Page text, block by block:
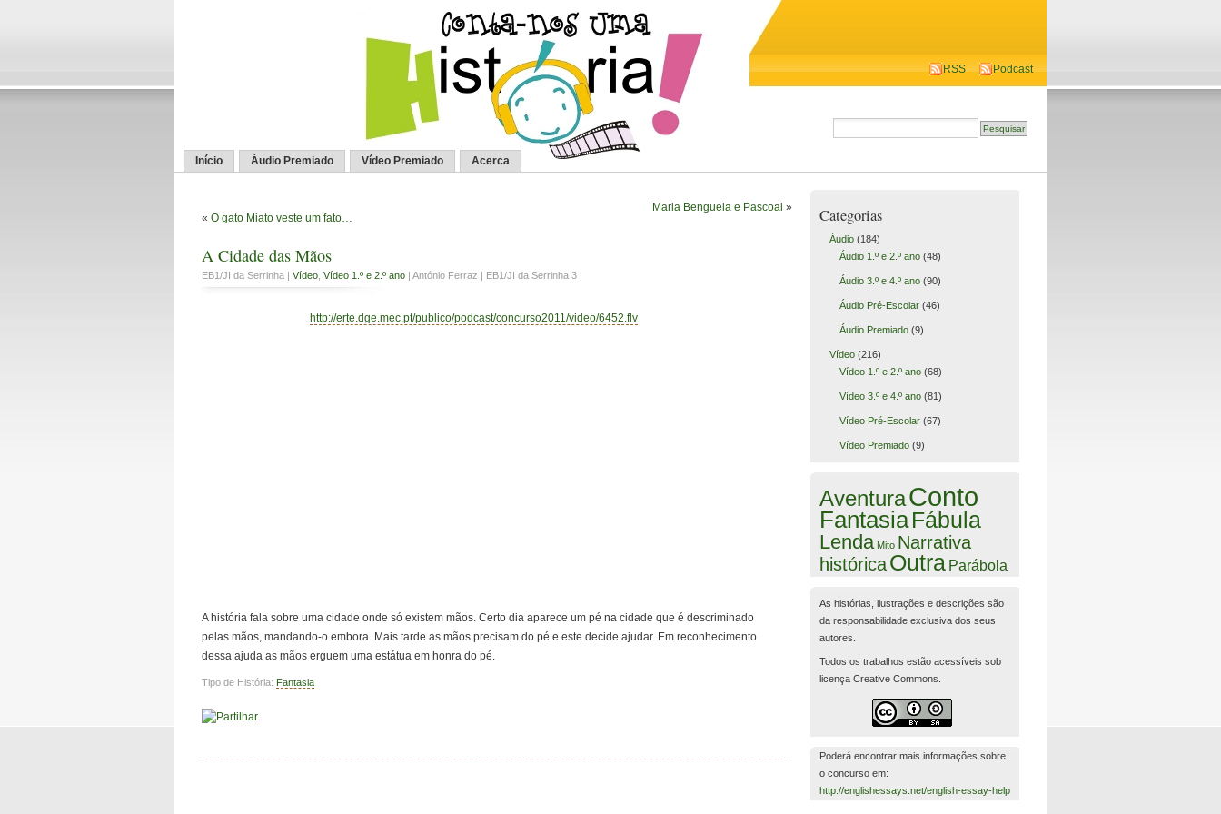
RSS Podcast
Início Áudio Premiado Vídeo Premiado Acerca
« O gato Miato veste um fato…
Maria Benguela e Pascoal »
A Cidade das Mãos
EB1/JI da Serrinha | Vídeo Vídeo 1.º e 2.º ano | António Ferraz | EB1/JI da Serrinha 3 |
http://erte.dge.mec.pt/publico/podcast/concurso2011/video/6452.flv
A história fala sobre uma cidade onde só existem mãos. Certo dia aparece um pé na cidade que é descriminado
pelas mãos, mandando-o embora. Mais tarde as mãos precisam do pé e este decide ajudar. Em reconhecimento
dessa ajuda as mãos erguem uma estátua em honra do pé.
Tipo de História: Fantasia
Categorias
Áudio(184)
Áudio 1.º e 2.º ano(48)
Áudio 3.º e 4.º ano(90)
Áudio Pré-Escolar(46)
Áudio Premiado(9)
Vídeo(216)
Vídeo 1.º e 2.º ano(68)
Vídeo 3.º e 4.º ano(81)
Vídeo Pré-Escolar(67)
Vídeo Premiado(9)
AventuraConto
FantasiaFábula
Lenda Mito Narrativa
históricaOutra Parábola
As histórias, ilustrações e descrições são
da responsabilidade exclusiva dos seus
autores.
Todos os trabalhos estão acessíveis sob
licença Creative Commons.
Poderá encontrar mais informações sobre
o concurso em:
http://englishessays.net/english-essay-help